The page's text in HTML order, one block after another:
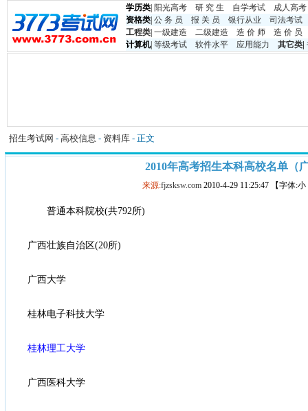
学历类 阳光高考 研 究 生 自学考试
成人高考
资格类 公 务 员 报 关 员 银行从业
司法考试
工程类 一级建造 二级建造 造 价 师
造 价 员
计算机| 等级考试 软件水平 应用能力 其它类
招生考试网 - 高校信息 - 资料库 - 正文
2010年高考招生本科高校名单（
来源:fjzsksw.com 2010-4-29 11:25:47 【字体:
普通本科院校(共792所)
广西壮族自治区(20所)
广西大学
桂林电子科技大学
桂林理工大学
广西医科大学